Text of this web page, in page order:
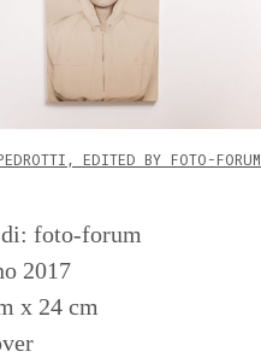
EDITED BY FOTO-FORUM
foto-forum
2017
x 24 cm